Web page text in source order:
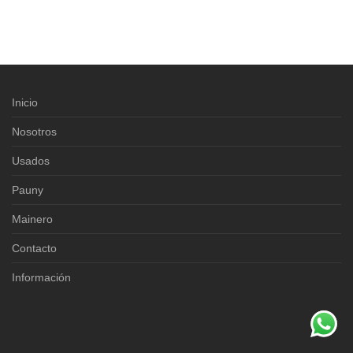
Inicio
Nosotros
Usados
Pauny
Mainero
Contacto
Información